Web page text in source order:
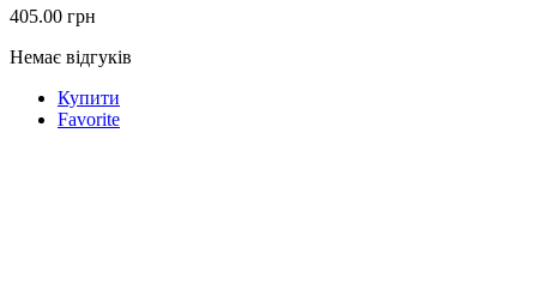
405.00 грн
Немає відгуків
Купити
Favorite